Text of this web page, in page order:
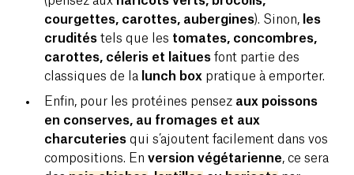
courgettes, carottes, aubergines). Sinon, les
crudités tels que les tomates, concombres,
carottes, céleris et laitues font partie des
classiques de la lunch box pratique à emporter.
Enfin, pour les protéines pensez aux poissons
en conserves, au fromages et aux
charcuteries qui s’ajoutent facilement dans vos
compositions. En version végétarienne, ce sera